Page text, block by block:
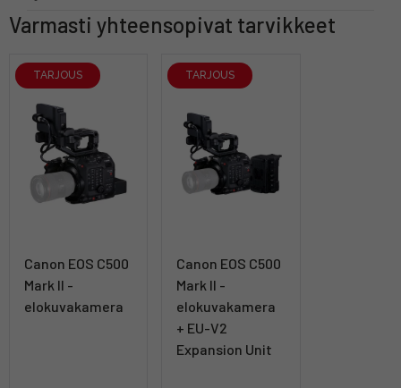
Varmasti yhteensopivat tarvikkeet
TARJOUS
Canon EOS C500
Mark II -
elokuvakamera
TARJOUS
Canon EOS C500
Mark II -
elokuvakamera
+ EU-V2
Expansion Unit